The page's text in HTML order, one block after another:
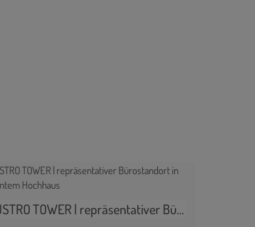
| AUSTRO TOWER | repräsentativer Bürostandort in markantem Hochhaus